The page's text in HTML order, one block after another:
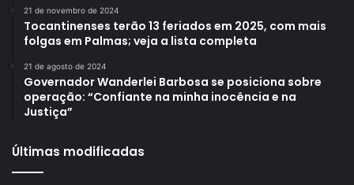
21 de novembro de 2024
Tocantinenses terão 13 feriados em 2025, com mais
folgas em Palmas; veja a lista completa
21 de agosto de 2024
Governador Wanderlei Barbosa se posiciona sobre
operação: “Confiante na minha inocência e na
Justiça”
Últimas modificadas